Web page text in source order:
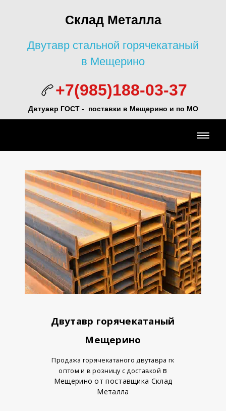
Склад Металла
Двутавр стальной горячекатаный
в Мещерино
+7(985)188-03-37
Двтуавр ГОСТ - поставки в Мещерино и по МО
Двутавр горячекатаный
Мещерино
Продажа горячекатаного двутавра гк
оптом и в розницу с доставкой в
Мещерино от поставщика Склад
Металла